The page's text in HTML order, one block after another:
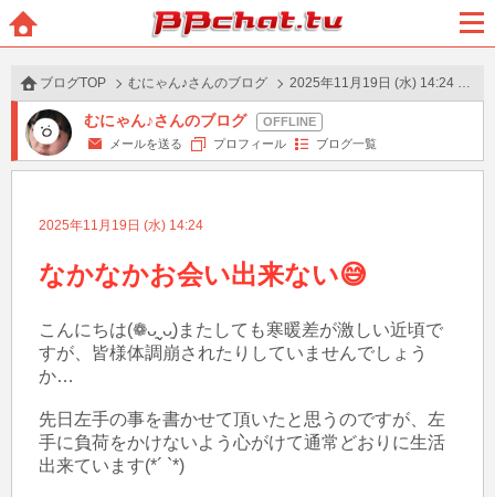
BBchatTV
ュー
ブログTOP むにゃん♪さんのブログ 2025年11月19日 (水) 14:24 の投稿
むにゃん♪さんのブログ
メールを送る プロフィール ブログ一覧
2025年11月19日 (水) 14:24
なかなかお会い出来ない😅
こんにちは(❁ᴗ͈ˬᴗ͈)またしても寒暖差が激しい近頃で
すが、皆様体調崩されたりしていませんでしょう
か…
先日左手の事を書かせて頂いたと思うのですが、左
手に負荷をかけないよう心がけて通常どおりに生活
出来ています(*´ `*)